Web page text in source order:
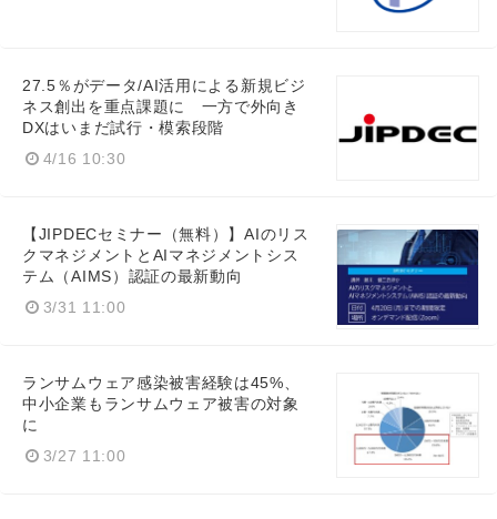
27.5％がデータ/AI活用による新規ビジ
ネス創出を重点課題に 一方で外向き
DXはいまだ試行・模索段階
4/16 10:30
【JIPDECセミナー（無料）】AIのリス
クマネジメントとAIマネジメントシス
テム（AIMS）認証の最新動向
3/31 11:00
ランサムウェア感染被害経験は45%、
中小企業もランサムウェア被害の対象
に
3/27 11:00